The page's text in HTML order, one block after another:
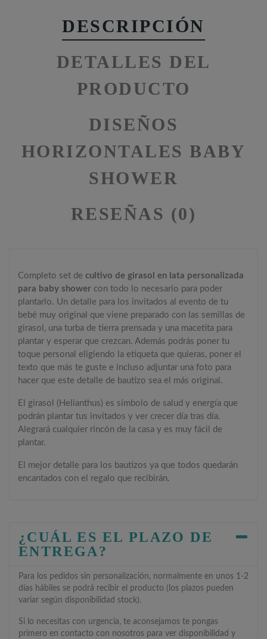
DESCRIPCIÓN
DETALLES DEL
PRODUCTO
DISEÑOS
HORIZONTALES BABY
SHOWER
RESEÑAS (0)
Completo set decultivo de girasol en lata personalizada
para baby shower con todo lo necesario para poder
plantarlo. Un detalle para los invitados al evento de tu
bebé muy original que viene preparado con las semillas de
girasol, una turba de tierra prensada y una macetita para
plantar y esperar que crezcan. Además podrás poner tu
toque personal eligiendo la etiqueta que quieras, poner el
texto que más te guste e incluso adjuntar una foto para
hacer que este detalle de bautizo sea el más original.
El girasol (Helianthus) es símbolo de salud y energía que
podrán plantar tus invitados y ver crecer día tras día.
Alegrará cualquier rincón de la casa y es muy fácil de
plantar.
El mejor detalle para los bautizos ya que todos quedarán
encantados con el regalo que recibirán.
¿CUÁL ES EL PLAZO DE
ENTREGA?
Para los pedidos sin personalización, normalmente en unos 1-2
días hábiles se podrá recibir el producto (los plazos pueden
variar según disponibilidad stock).
Si lo necesitas con urgencia, te aconsejamos te pongas
primero en contacto con nosotros para ver disponibilidad y